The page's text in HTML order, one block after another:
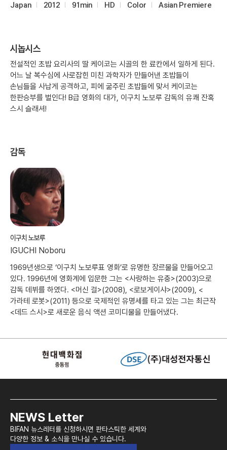
Japan 2012 91min HD Color Asian Premiere
시놉시스
전설적인 초밥 요리사의 딸 케이코는 시골의 한 료칸에서 일하게 된다.
어느 날 복수심에 사로잡힌 미친 과학자가 만들어낸 초밥들이
손님들을 사납게 공격하고, 피에 굶주린 초밥들에 맞서 케이코는
한판승부를 벌인다! B급 영화의 대가, 이구치 노보루 감독의 유쾌 잔혹
스시 슬래셔!
감독
이구치 노보루
IGUCHI Noboru
1969년생으로 ‘이구치 노보루표 영화’로 유명한 장르물을 만들어오고
있다. 1996년에 영화계에 입문한 그는 <사랑하는 유충>(2003)으로
감독 데뷔를 하였다. <머신 걸>(2008), <로보게이샤>(2009), <
가라테 로봇>(2011) 등으로 국제적인 유명세를 타고 있는 그는 최근작
<데드 스시>로 새로운 음식 액션 코미디물을 만들어냈다.
NEWS Letter
BIFAN 뉴스레터를 신청하시면 판타스틱한 세계와
다양한 정보 & 소식을 만나실 수 있습니다.